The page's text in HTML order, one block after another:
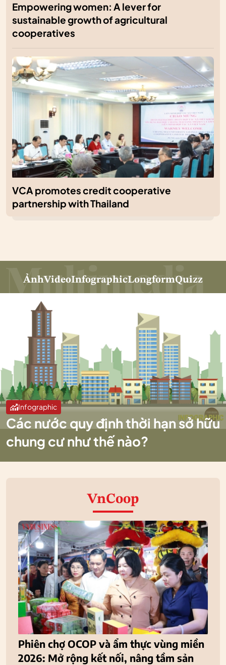
Empowering women: A lever for
sustainable growth of agricultural
cooperatives
VCA promotes credit cooperative
partnership with Thailand
ẢnhVideoInfographicLongformQuizz
Infographic
Các nước quy định thời hạn sở hữu
chung cư như thế nào?
VnCoop
Phiên chợ OCOP và ẩm thực vùng miền
2026: Mở rộng kết nối, nâng tầm sản